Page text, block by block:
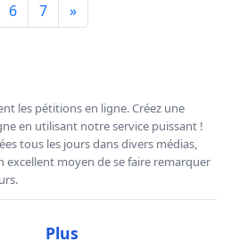
6 7 »
les pétitions en ligne. Créez une
en utilisant notre service puissant !
tous les jours dans divers médias,
excellent moyen de se faire remarquer
Plus